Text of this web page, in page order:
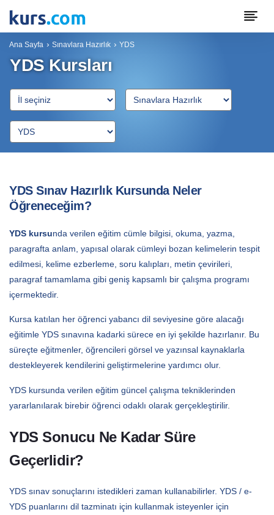
Ana Sayfa Sınavlara Hazırlık YDS
YDS Kursları
YDS Sınav Hazırlık Kursunda Neler
Öğreneceğim?
YDS kursunda verilen eğitim cümle bilgisi, okuma, yazma,
paragrafta anlam, yapısal olarak cümleyi bozan kelimelerin tespit
edilmesi, kelime ezberleme, soru kalıpları, metin çevirileri,
paragraf tamamlama gibi geniş kapsamlı bir çalışma programı
içermektedir.
Kursa katılan her öğrenci yabancı dil seviyesine göre alacağı
eğitimle YDS sınavına kadarki sürece en iyi şekilde hazırlanır. Bu
süreçte eğitmenler, öğrencileri görsel ve yazınsal kaynaklarla
destekleyerek kendilerini geliştirmelerine yardımcı olur.
YDS kursunda verilen eğitim güncel çalışma tekniklerinden
yararlanılarak birebir öğrenci odaklı olarak gerçekleştirilir.
YDS Sonucu Ne Kadar Süre
Geçerlidir?
YDS sınav sonuçlarını istedikleri zaman kullanabilirler. YDS / e-
YDS puanlarını dil tazminatı için kullanmak isteyenler için